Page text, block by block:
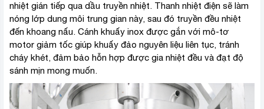
nhiệt gián tiếp qua dầu truyền nhiệt. Thanh nhiệt điện sẽ làm
nóng lớp dung môi trung gian này, sau đó truyền đều nhiệt
đến khoang nấu. Cánh khuấy inox được gắn với mô-tơ
motor giảm tốc giúp khuấy đảo nguyên liệu liên tục, tránh
cháy khét, đảm bảo hỗn hợp được gia nhiệt đều và đạt độ
sánh mịn mong muốn.